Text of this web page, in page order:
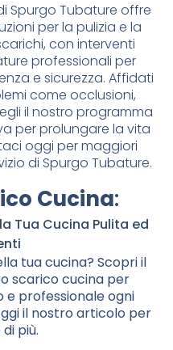
Spurgo Tubature offre
per la pulizia e la
con interventi
professionali per
e sicurezza. Affidati
come occlusioni,
il nostro programma
per prolungare la vita
oggi per maggiori
di Spurgo Tubature.
Cucina:
Tua Cucina Pulita ed
tua cucina? Scopri il
scarico cucina per
e professionale ogni
il nostro articolo per
più.